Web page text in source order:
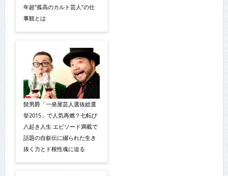
年超“孤高のカルト芸人”の仕
事観とは
髭男爵「一発屋芸人選抜総選
挙2015」で人気再燃？七転び
八起き人生 エピソード満載で
話題の自叙伝に綴られた生き
抜く力とド根性魂に迫る